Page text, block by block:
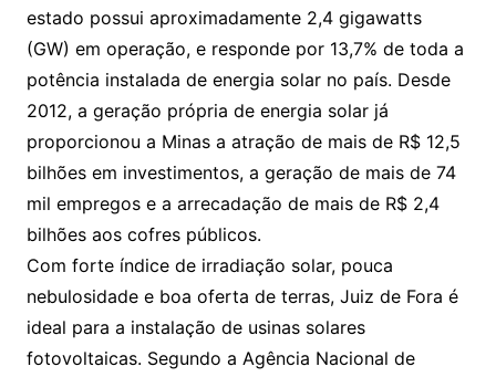
estado possui aproximadamente 2,4 gigawatts
(GW) em operação, e responde por 13,7% de toda a
potência instalada de energia solar no país. Desde
2012, a geração própria de energia solar já
proporcionou a Minas a atração de mais de R$ 12,5
bilhões em investimentos, a geração de mais de 74
mil empregos e a arrecadação de mais de R$ 2,4
bilhões aos cofres públicos.
Com forte índice de irradiação solar, pouca
nebulosidade e boa oferta de terras, Juiz de Fora é
ideal para a instalação de usinas solares
fotovoltaicas. Segundo a Agência Nacional de